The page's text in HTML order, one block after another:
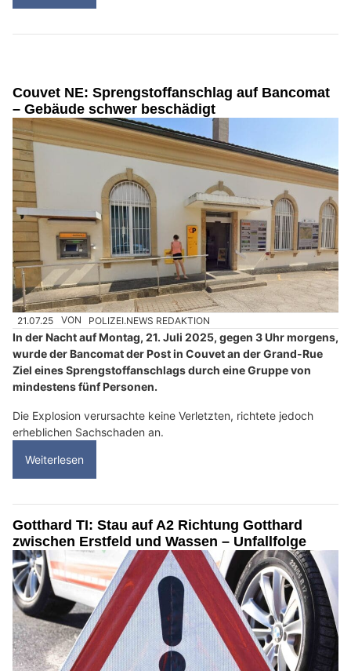
Couvet NE: Sprengstoffanschlag auf Bancomat
– Gebäude schwer beschädigt
21.07.25 VON POLIZEI.NEWS REDAKTION
In der Nacht auf Montag, 21. Juli 2025, gegen 3 Uhr morgens,
wurde der Bancomat der Post in Couvet an der Grand-Rue
Ziel eines Sprengstoffanschlags durch eine Gruppe von
mindestens fünf Personen.
Die Explosion verursachte keine Verletzten, richtete jedoch
erheblichen Sachschaden an.
Weiterlesen
Gotthard TI: Stau auf A2 Richtung Gotthard
zwischen Erstfeld und Wassen – Unfallfolge